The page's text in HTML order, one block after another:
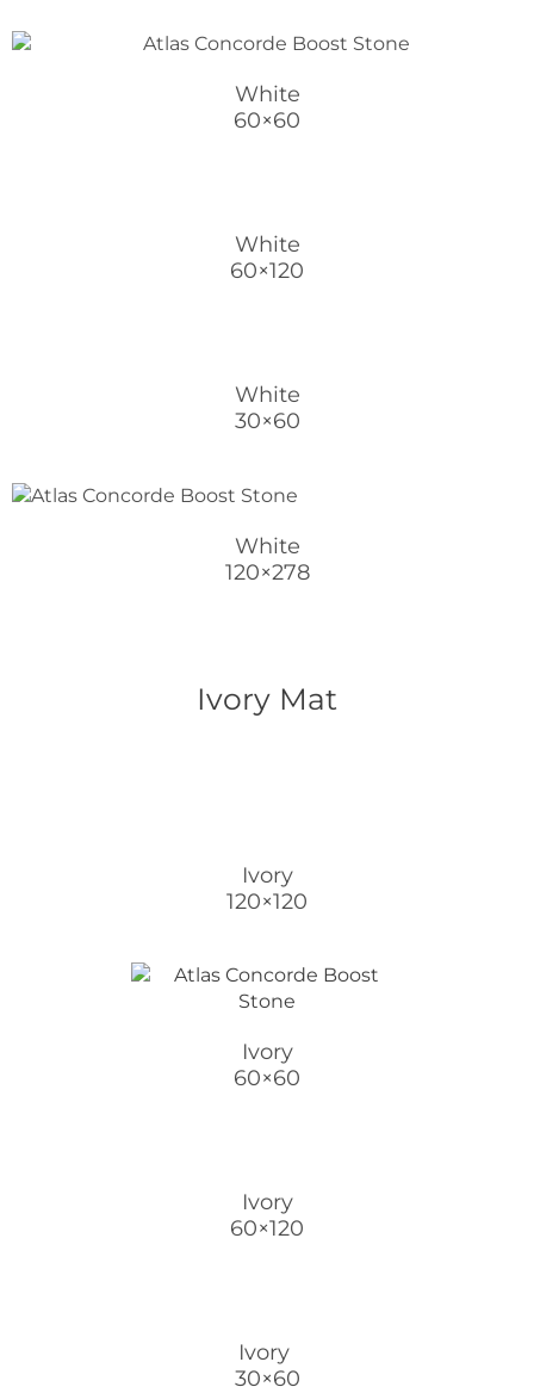
White
60×60
White
60×120
White
30×60
White
120×278
Ivory Mat
Ivory
120×120
Ivory
60×60
Ivory
60×120
Ivory
30×60